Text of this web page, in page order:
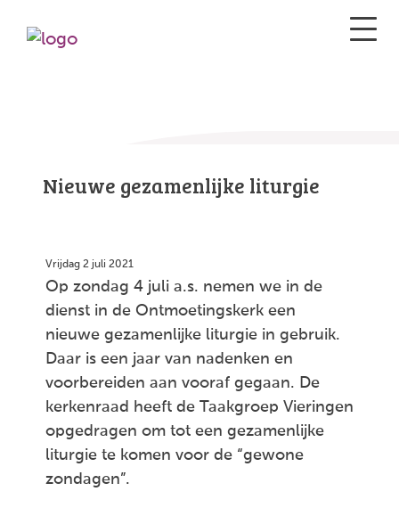
Nieuwe gezamenlijke liturgie
Vrijdag 2 juli 2021
Op zondag 4 juli a.s. nemen we in de
dienst in de Ontmoetingskerk een
nieuwe gezamenlijke liturgie in gebruik.
Daar is een jaar van nadenken en
voorbereiden aan vooraf gegaan. De
kerkenraad heeft de Taakgroep Vieringen
opgedragen om tot een gezamenlijke
liturgie te komen voor de “gewone
zondagen”.